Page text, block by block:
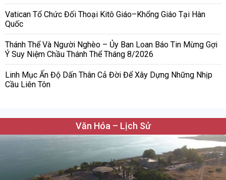
Vatican Tổ Chức Đối Thoại Kitô Giáo–Khổng Giáo Tại Hàn
Quốc
Thánh Thể Và Người Nghèo – Ủy Ban Loan Báo Tin Mừng Gợi
Ý Suy Niệm Chầu Thánh Thể Tháng 8/2026
Linh Mục Ấn Độ Dấn Thân Cả Đời Để Xây Dựng Những Nhịp
Cầu Liên Tôn
Văn Hóa – Lịch Sử